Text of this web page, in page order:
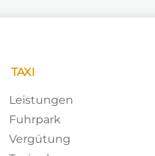
TAXI
Leistungen
Fuhrpark
Vergütung